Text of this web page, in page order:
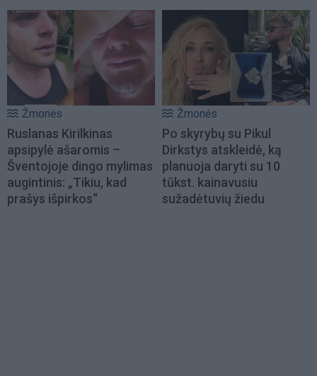
Žmonės
Ruslanas Kirilkinas
apsipylė ašaromis –
Šventojoje dingo mylimas
augintinis: „Tikiu, kad
prašys išpirkos“
Žmonės
Po skyrybų su Pikul
Dirkstys atskleidė, ką
planuoja daryti su 10
tūkst. kainavusiu
sužadėtuvių žiedu